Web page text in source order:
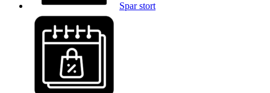
Spar stort